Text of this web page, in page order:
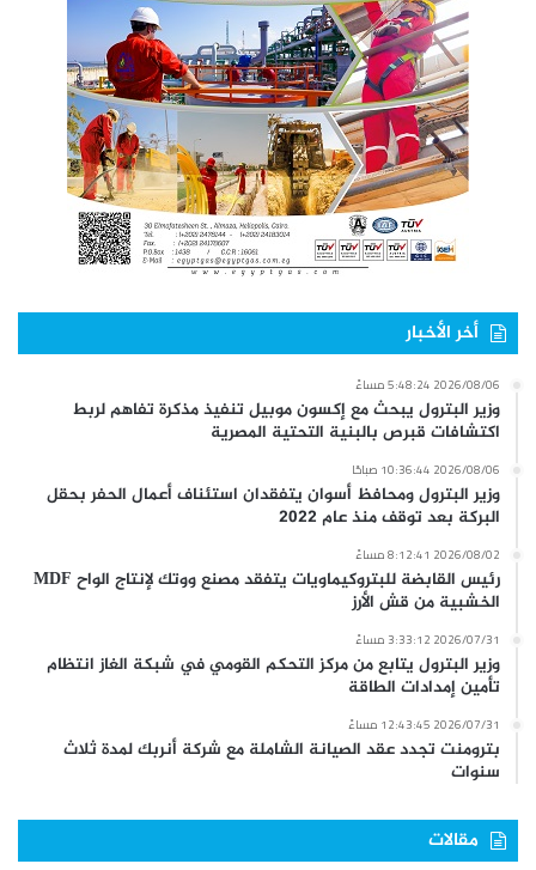
أخر الأخبار
2026/08/06 5:48:24 مساءً
وزير البترول يبحث مع إكسون موبيل تنفيذ مذكرة تفاهم لربط
اكتشافات قبرص بالبنية التحتية المصرية
2026/08/06 10:36:44 صباحًا
وزير البترول ومحافظ أسوان يتفقدان استئناف أعمال الحفر بحقل
البركة بعد توقف منذ عام 2022
2026/08/02 8:12:41 مساءً
رئيس القابضة للبتروكيماويات يتفقد مصنع ووتك لإنتاج الواح MDF
الخشبية من قش الأرز
2026/07/31 3:33:12 مساءً
وزير البترول يتابع من مركز التحكم القومي في شبكة الغاز انتظام
تأمين إمدادات الطاقة
2026/07/31 12:43:45 مساءً
بترومنت تجدد عقد الصيانة الشاملة مع شركة أنربك لمدة ثلاث
سنوات
مقالات